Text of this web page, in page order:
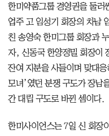
한미약품그룹 경영권을 둘러
업주 고 임성기 회장의 차남
친 송영숙 한미그룹 회장과
자, 신동국 한양정밀 회장이
잔여 지분을 사들이며 맞대
모녀’였던 분쟁 구도가 장남
간 대립 구도로 바뀐 셈이다.
한미사이언스는 7일 신 회장